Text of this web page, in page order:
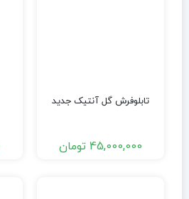
تابلوفرش گل آنتیک جدید
45,000,000 تومان